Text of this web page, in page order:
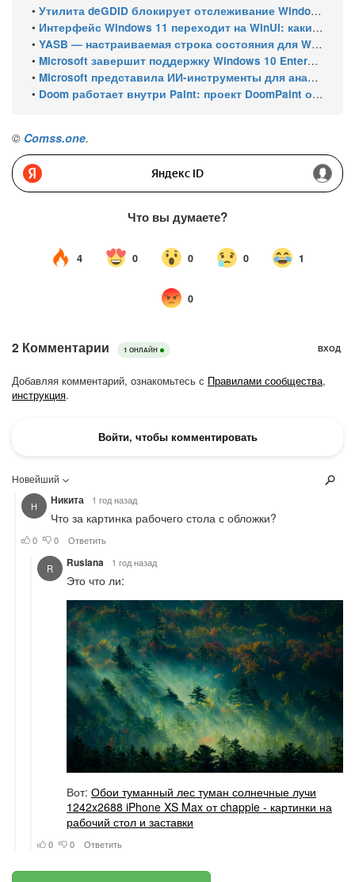
• Утилита deGDID блокирует отслеживание Windows по глобальному идентификатору устройства
• Интерфейс Windows 11 переходит на WinUI: какие системные элементы обновит Microsoft
• YASB — настраиваемая строка состояния для Windows с виджетами и поддержкой нескольких мониторов
• Microsoft завершит поддержку Windows 10 Enterprise LTSC 2021 в январе 2027 года. ESU продлят обновления до января 2030 года
• Microsoft представила ИИ-инструменты для анализа производительности Windows: ETW MCP и WPA MCP
• Doom работает внутри Paint: проект DoomPaint от технического директора Microsoft Azure
© Comss.one.